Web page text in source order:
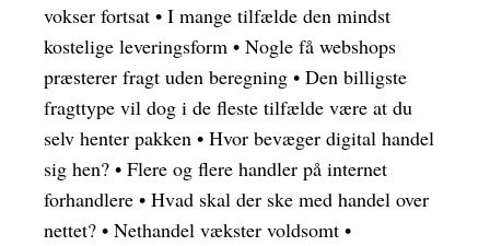
vokser fortsat • I mange tilfælde den mindst
kostelige leveringsform • Nogle få webshops
præsterer fragt uden beregning • Den billigste
fragttype vil dog i de fleste tilfælde være at du
selv henter pakken • Hvor bevæger digital handel
sig hen? • Flere og flere handler på internet
forhandlere • Hvad skal der ske med handel over
nettet? • Nethandel vækster voldsomt •